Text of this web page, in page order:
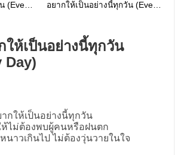
อยากให้เป็นอย่างนี้ทุกวัน (Every Rainy Day) - Summer Stop live at #DomeFest อยากให้เป็นอย่างนี้ทุกวัน (Every Rainy Day) - Summer Stop live at #TheStreetWorkaholicWeek
ให้เป็นอย่างนี้ทุกวัน
Day)
ากให้เป็นอย่างนี้ทุกวัน
ห้ไม่ต้องพบผู้คนหรือฝนตก
นาวเกินไป ไม่ต้องวุ่นวายในใจ